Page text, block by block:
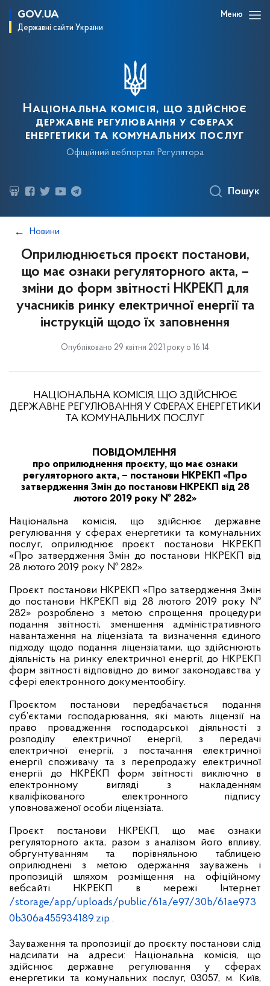
GOV.UA
Державні сайти України
Меню
Національна комісія, що здійснює
державне регулювання у сферах
енергетики та комунальних послуг
Офіційний вебпортал Регулятора
Пошук
Новини
Оприлюднюється проєкт постанови,
що має ознаки регуляторного акта, –
зміни до форм звітності НКРЕКП для
учасників ринку електричної енергії та
інструкцій щодо їх заповнення
Опубліковано 29 квітня 2021 року о 16:14
НАЦІОНАЛЬНА КОМІСІЯ, ЩО ЗДІЙСНЮЄ
ДЕРЖАВНЕ РЕГУЛЮВАННЯ У СФЕРАХ ЕНЕРГЕТИКИ
ТА КОМУНАЛЬНИХ ПОСЛУГ
ПОВІДОМЛЕННЯ
про оприлюднення проєкту, що має ознаки
регуляторного акта, – постанови НКРЕКП «Про
затвердження Змін до постанови НКРЕКП від 28
лютого 2019 року № 282»
Національна комісія, що здійснює державне
регулювання у сферах енергетики та комунальних
послуг, оприлюднює проєкт постанови НКРЕКП
«Про затвердження Змін до постанови НКРЕКП від
28 лютого 2019 року № 282».
Проєкт постанови НКРЕКП «Про затвердження Змін
до постанови НКРЕКП від 28 лютого 2019 року №
282» розроблено з метою спрощення процедури
подання звітності, зменшення адміністративного
навантаження на ліцензіата та визначення єдиного
підходу щодо подання ліцензіатами, що здійснюють
діяльність на ринку електричної енергії, до HKPEKП
форм звітності відповідно до вимог законодавства у
сфері електронного документообігу.
Проєктом постанови передбачається подання
суб’єктами господарювання, які мають ліцензії на
право провадження господарської діяльності з
розподілу електричної енергії, з передачі
електричної енергії, з постачання електричної
енергії споживачу та з перепродажу електричної
енергії до НКРЕКП форм звітності виключно в
електронному вигляді з накладенням
кваліфікованого електронного підпису
уповноваженої особи ліцензіата.
Проєкт постанови НКРЕКП, що має ознаки
регуляторного акта, разом з аналізом його впливу,
обргунтуванням та порівняльною таблицею
оприлюднені з метою одержання зауважень і
пропозицій шляхом розміщення на офіційному
вебсайті НКРЕКП в мережі Інтернет
/storage/app/uploads/public/61a/e97/30b/61ae973
0b306a455934189.zip .
Зауваження та пропозиції до проєкту постанови слід
надсилати на адреси: Національна комісія, що
здійснює державне регулювання у сферах
енергетики та комунальних послуг, 03057, м. Київ,